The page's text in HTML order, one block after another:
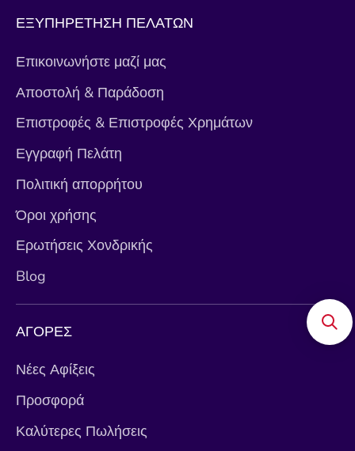
ΕΞΥΠΗΡΕΤΗΣΗ ΠΕΛΑΤΩΝ
Επικοινωνήστε μαζί μας
Αποστολή & Παράδοση
Επιστροφές & Επιστροφές Χρημάτων
Εγγραφή Πελάτη
Πολιτική απορρήτου
Όροι χρήσης
Ερωτήσεις Χονδρικής
Blog
ΑΓΟΡΕΣ
Νέες Αφίξεις
Προσφορά
Καλύτερες Πωλήσεις